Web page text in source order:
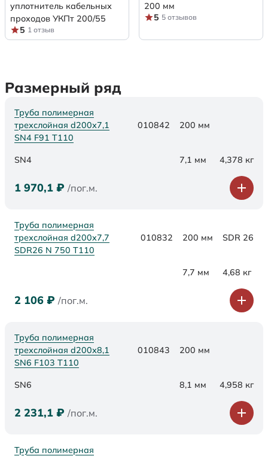
уплотнитель кабельных
проходов УКПт 200/55
5 1 отзыв
200 мм
5 5 отзывов
Размерный ряд
Труба полимерная
трехслойная d200х7,1
SN4 F91 Т110
010842 200 мм
SN4 7,1 мм 4,378 кг
1 970,1 ₽ /пог.м.
Труба полимерная
трехслойная d200x7,7
SDR26 N 750 Т110
010832 200 мм SDR 26
7,7 мм 4,68 кг
2 106 ₽ /пог.м.
Труба полимерная
трехслойная d200х8,1
SN6 F103 Т110
010843 200 мм
SN6 8,1 мм 4,958 кг
2 231,1 ₽ /пог.м.
Труба полимерная